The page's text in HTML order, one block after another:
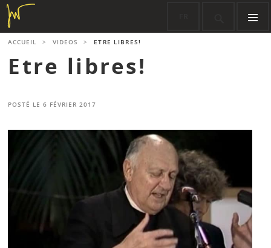
Aller
au
contenu
MENU
ACCUEIL > VIDEOS > ETRE LIBRES!
Etre libres!
POSTÉ LE6 FÉVRIER 2017